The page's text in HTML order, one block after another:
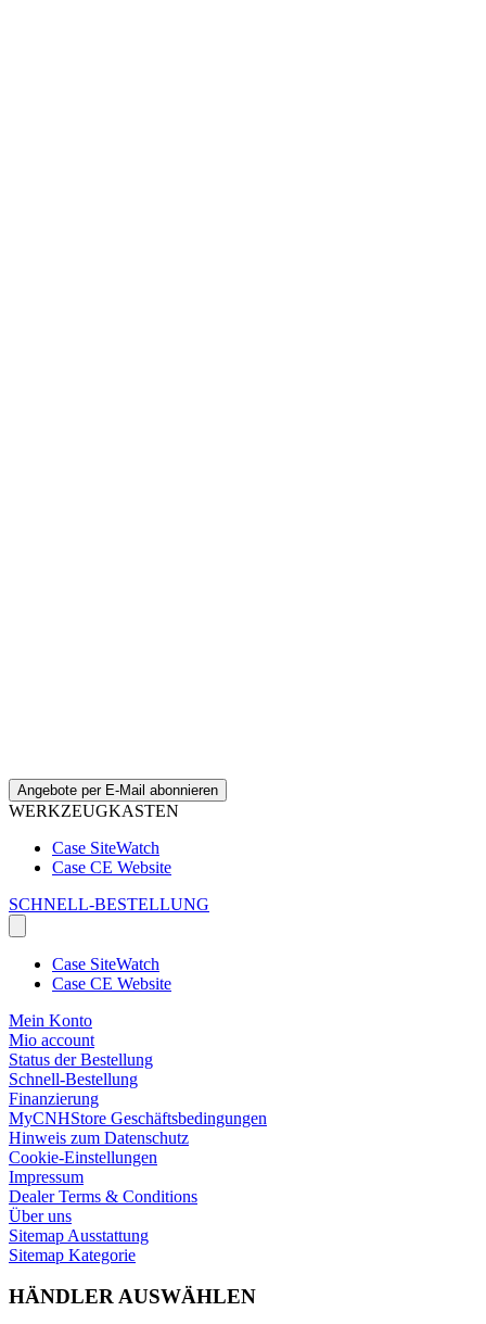
Angebote per E-Mail abonnieren
WERKZEUGKASTEN
Case SiteWatch
Case CE Website
SCHNELL-BESTELLUNG
Case SiteWatch
Case CE Website
Mein Konto
Mio account
Status der Bestellung
Schnell-Bestellung
Finanzierung
MyCNHStore Geschäftsbedingungen
Hinweis zum Datenschutz
Cookie-Einstellungen
Impressum
Dealer Terms & Conditions
Über uns
Sitemap Ausstattung
Sitemap Kategorie
HÄNDLER AUSWÄHLEN